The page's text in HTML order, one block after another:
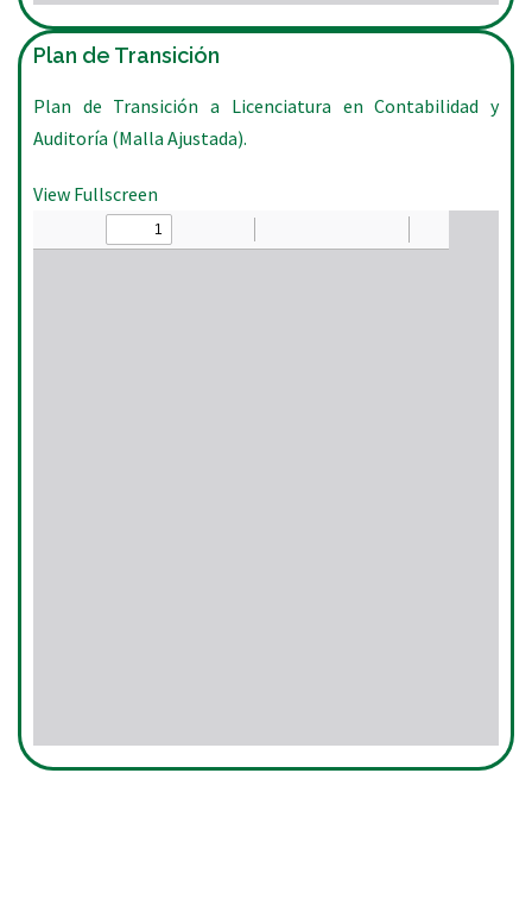
Plan de Transición
Plan de Transición a Licenciatura en Contabilidad y
Auditoría (Malla Ajustada).
View Fullscreen